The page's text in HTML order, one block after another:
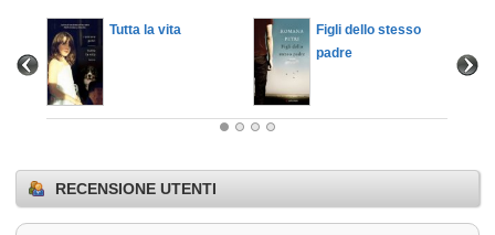
Tutta la vita
Figli dello stesso
padre
RECENSIONE UTENTI